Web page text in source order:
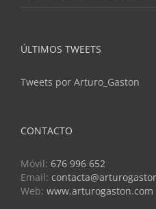
ÚLTIMOS TWEETS
Tweets por Arturo_Gaston
CONTACTO
Móvil: 676 996 652
Email:
Web: www.arturogaston.com